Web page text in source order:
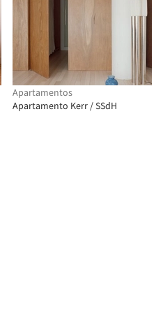
Apartamentos
Apartamento Kerr / SSdH